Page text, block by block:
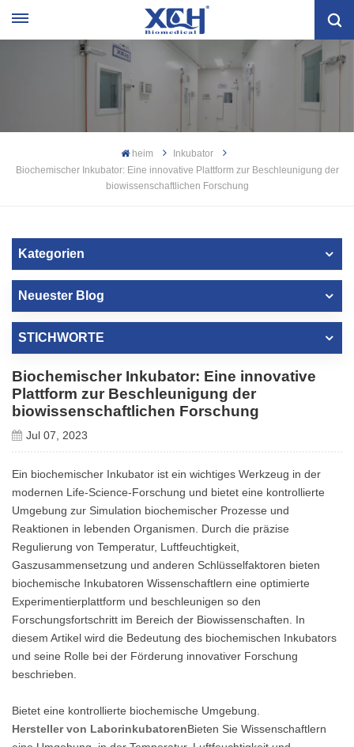
heim
Inkubator
Biochemischer Inkubator: Eine innovative Plattform zur Beschleunigung der
biowissenschaftlichen Forschung
Kategorien
Neuester Blog
STICHWORTE
Biochemischer Inkubator: Eine innovative
Plattform zur Beschleunigung der
biowissenschaftlichen Forschung
Jul 07, 2023
Ein biochemischer Inkubator ist ein wichtiges Werkzeug in der
modernen Life-Science-Forschung und bietet eine kontrollierte
Umgebung zur Simulation biochemischer Prozesse und
Reaktionen in lebenden Organismen. Durch die präzise
Regulierung von Temperatur, Luftfeuchtigkeit,
Gaszusammensetzung und anderen Schlüsselfaktoren bieten
biochemische Inkubatoren Wissenschaftlern eine optimierte
Experimentierplattform und beschleunigen so den
Forschungsfortschritt im Bereich der Biowissenschaften. In
diesem Artikel wird die Bedeutung des biochemischen Inkubators
und seine Rolle bei der Förderung innovativer Forschung
beschrieben.
Bietet eine kontrollierte biochemische Umgebung.
Hersteller von LaborinkubatorenBieten Sie Wissenschaftlern